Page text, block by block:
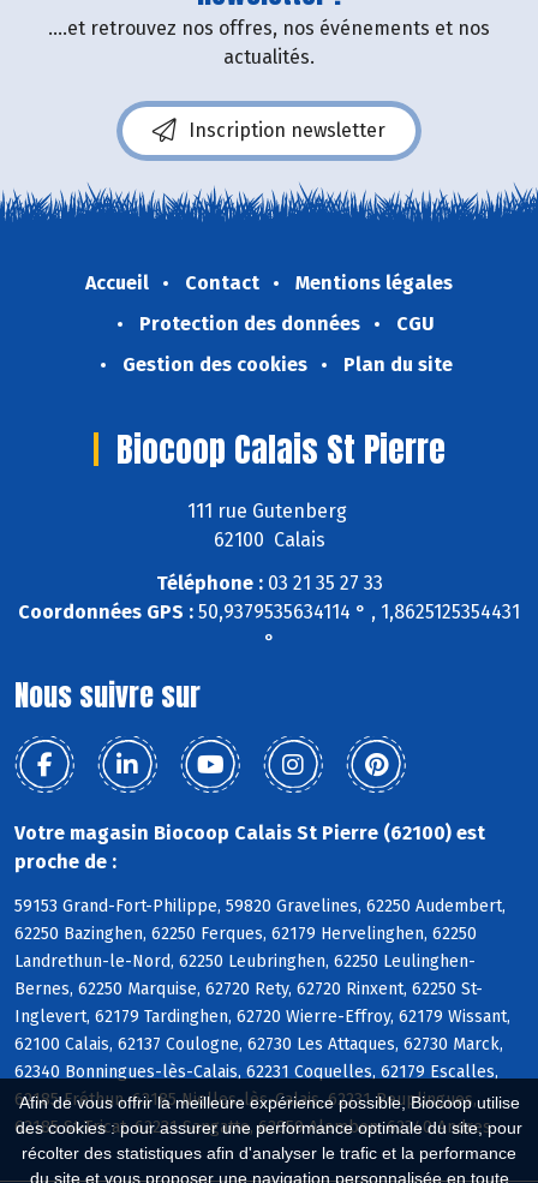
Afin de vous offrir la meilleure expérience possible, Biocoop utilise
des cookies : pour assurer une performance optimale du site, pour
récolter des statistiques afin d'analyser le trafic et la performance
du site et vous proposer une navigation personnalisée en toute
....et retrouvez nos offres, nos événements et nos
actualités.
Inscription newsletter
Accueil Contact
Mentions légales
Protection des données
CGU
Gestion des cookies
Plan du site
Biocoop Calais St Pierre
111 rue Gutenberg
62100 Calais
Téléphone :03 21 35 27 33
Coordonnées GPS : 50,9379535634114 ° , 1,8625125354431
°
Nous suivre sur
Votre magasin Biocoop Calais St Pierre (62100) est
proche de :
59153 Grand-Fort-Philippe, 59820 Gravelines, 62250 Audembert,
62250 Bazinghen, 62250 Ferques, 62179 Hervelinghen, 62250
Landrethun-le-Nord, 62250 Leubringhen, 62250 Leulinghen-
Bernes, 62250 Marquise, 62720 Rety, 62720 Rinxent, 62250 St-
Inglevert, 62179 Tardinghen, 62720 Wierre-Effroy, 62179 Wissant,
62100 Calais, 62137 Coulogne, 62730 Les Attaques, 62730 Marck,
62340 Bonningues-lès-Calais, 62231 Coquelles, 62179 Escalles,
62185 Fréthun, 62185 Nielles-lès-Calais, 62231 Peuplingues,
62185 St-Tricat, 62231 Sangatte, 62850 Alembon, 62340 Andres